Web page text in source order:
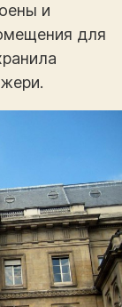
и
для